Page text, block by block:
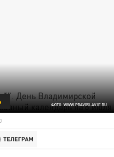
ФОТО: WWW.PRAVOSLAVIE.RU